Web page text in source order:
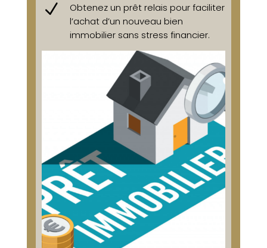
N
Obtenez un prêt relais pour faciliter
l’achat d’un nouveau bien
immobilier sans stress financier.